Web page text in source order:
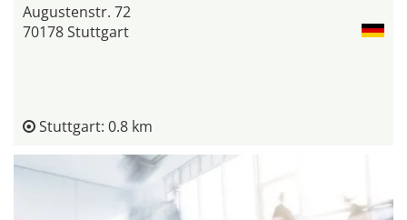
Augustenstr. 72
70178 Stuttgart
Stuttgart: 0.8 km